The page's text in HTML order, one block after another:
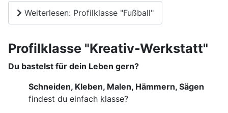
Weiterlesen: Profilklasse "Fußball"
Profilklasse "Kreativ-Werkstatt"
Du bastelst für dein Leben gern?
Schneiden, Kleben, Malen, Hämmern, Sägen
findest du einfach klasse?